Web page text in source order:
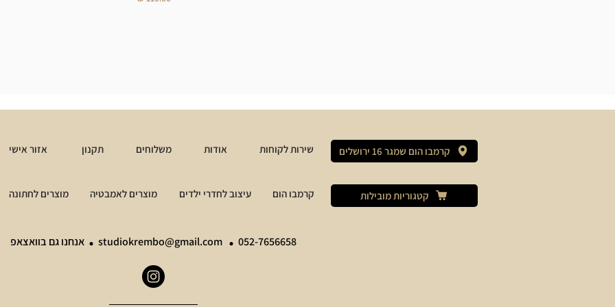
אזור אישי תקנון משלוחים אודות שירות לקוחות קרמבו הום שמגר 16 ירושלים
מוצרים לחתונה מוצרים לאמבטיה עיצוב לחדרי ילדים קרמבו הום קטגוריות מובילות
052-7656658
.
studiokrembo@gmail.com
. אנחנו גם בוואצאפ